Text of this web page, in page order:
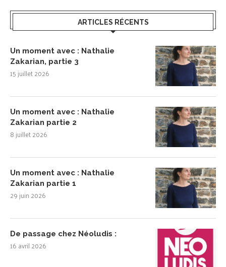
ARTICLES RÉCENTS
Un moment avec : Nathalie
Zakarian, partie 3
15 juillet 2026
Un moment avec : Nathalie
Zakarian partie 2
8 juillet 2026
Un moment avec : Nathalie
Zakarian partie 1
29 juin 2026
De passage chez Néoludis :
16 avril 2026